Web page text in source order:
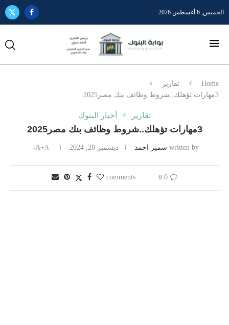
الخميس, 6 أغسطس 2026
Home
تقارير
3مهارات تؤهلك..شروط وظائف بنك مصر2025
تقارير أخبار البنوك
3مهارات تؤهلك..شروط وظائف بنك مصر2025
written by سمير احمد ديسمبر 28, 2024 A+A-
0 comments
0